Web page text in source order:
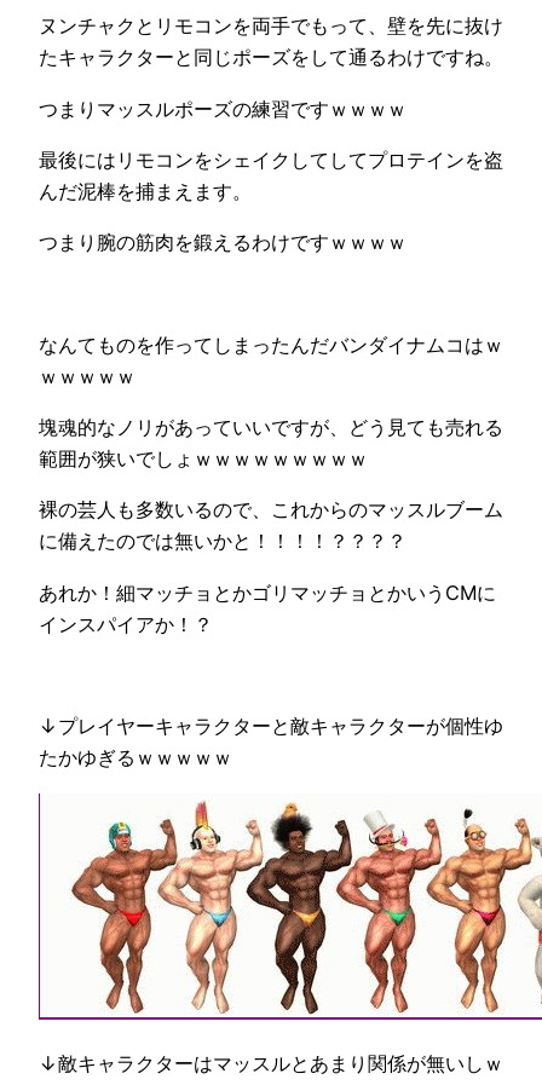
ヌンチャクとリモコンを両手でもって、壁を先に抜け
たキャラクターと同じポーズをして通るわけですね。
つまりマッスルポーズの練習ですｗｗｗｗ
最後にはリモコンをシェイクしてしてプロテインを盗
んだ泥棒を捕まえます。
つまり腕の筋肉を鍛えるわけですｗｗｗｗ
なんてものを作ってしまったんだバンダイナムコはｗ
ｗｗｗｗｗ
塊魂的なノリがあっていいですが、どう見ても売れる
範囲が狭いでしょｗｗｗｗｗｗｗｗｗ
裸の芸人も多数いるので、これからのマッスルブーム
に備えたのでは無いかと！！！！？？？？
あれか！細マッチョとかゴリマッチョとかいうCMに
インスパイアか！？
↓プレイヤーキャラクターと敵キャラクターが個性ゆ
たかゆぎるｗｗｗｗｗ
↓敵キャラクターはマッスルとあまり関係が無いしｗ